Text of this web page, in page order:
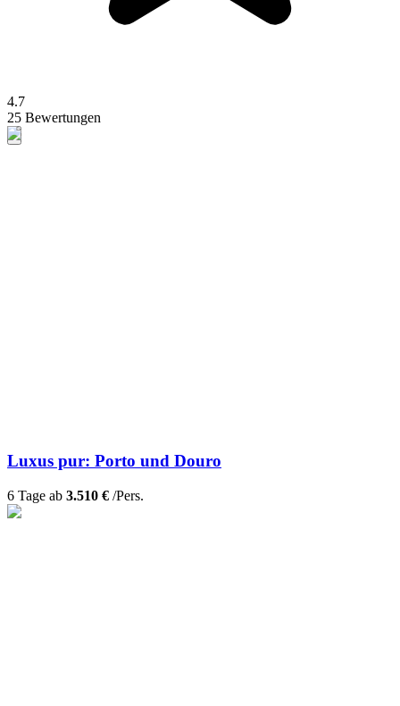
4.7
25 Bewertungen
Luxus pur: Porto und Douro
6 Tage ab 3.510 € /Pers.